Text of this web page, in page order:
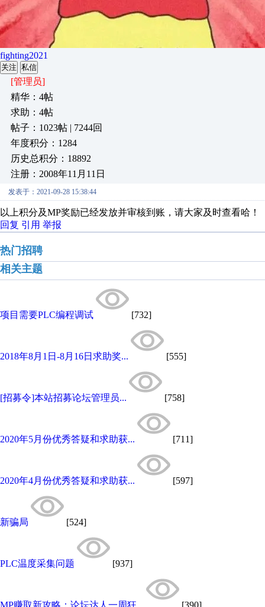
fighting2021
关注 私信
[管理员]
精华：4帖
求助：4帖
帖子：1023帖 | 7244回
年度积分：1284
历史总积分：18892
注册：2008年11月11日
发表于：2021-09-28 15:38:44
以上积分及MP奖励已经发放并审核到账，请大家及时查看哈！
回复 引用 举报
热门招聘
相关主题
项目需要PLC编程调试 [732]
2018年8月1日-8月16日求助奖... [555]
[招募令]本站招募论坛管理员... [758]
2020年5月份优秀答疑和求助获... [711]
2020年4月份优秀答疑和求助获... [597]
新骗局 [524]
PLC温度采集问题 [937]
MP赚取新攻略：论坛达人一周狂... [390]